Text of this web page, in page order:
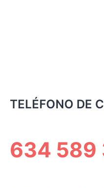
TELÉFONO DE
634 589